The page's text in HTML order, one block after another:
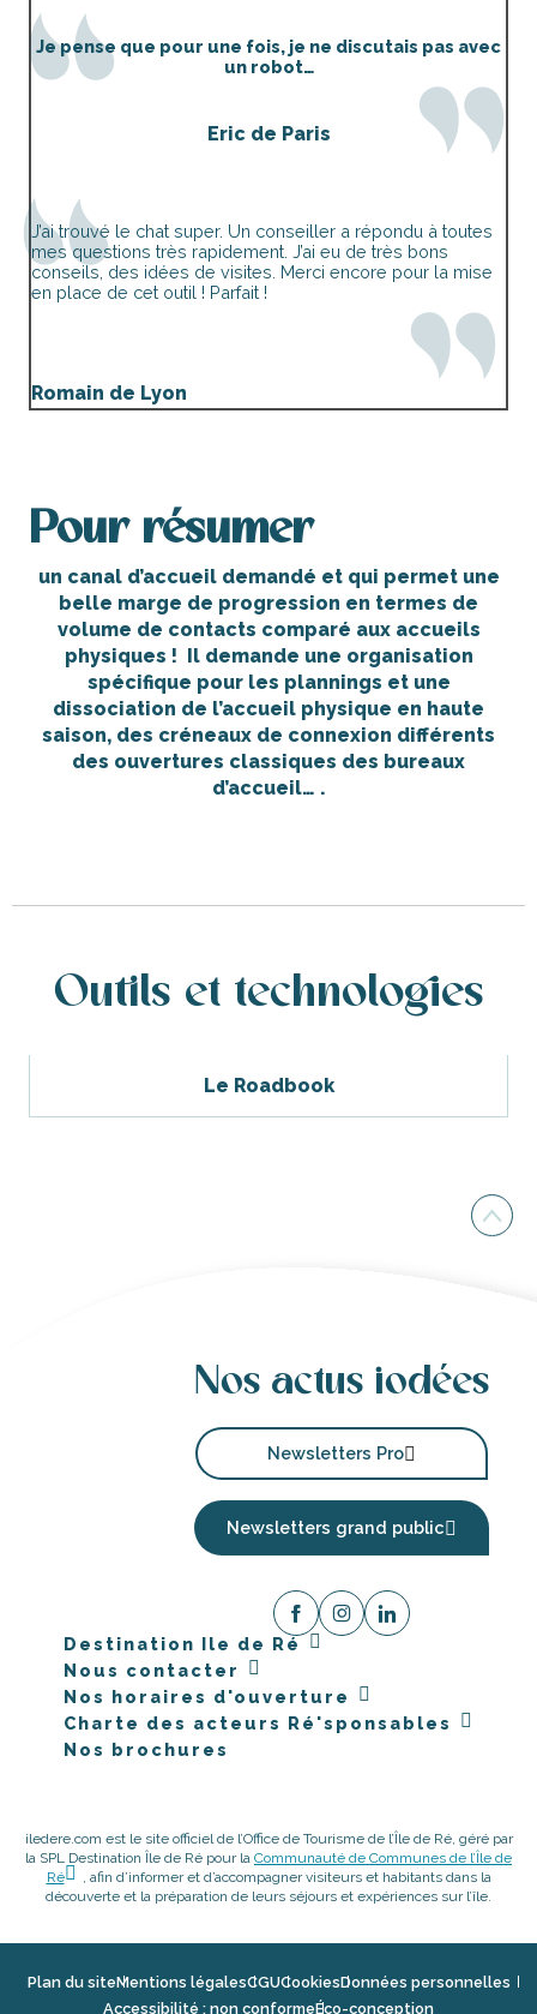
Je pense que pour une fois, je ne discutais pas avec
un robot…
Eric de Paris
J’ai trouvé le chat super. Un conseiller a répondu à toutes
mes questions très rapidement. J’ai eu de très bons
conseils, des idées de visites. Merci encore pour la mise
en place de cet outil ! Parfait !
Romain de Lyon
Pour résumer
un canal d’accueil demandé et qui permet une
belle marge de progression en termes de
volume de contacts comparé aux accueils
physiques ! Il demande une organisation
spécifique pour les plannings et une
dissociation de l’accueil physique en haute
saison, des créneaux de connexion différents
des ouvertures classiques des bureaux
d’accueil… .
Outils et technologies
Le Roadbook
Nos actus iodées
Newsletters Pro
Newsletters grand public
Destination Ile de Ré
Nous contacter
Nos horaires d'ouverture
Charte des acteurs Ré'sponsables
Nos brochures
iledere.com est le site officiel de l’Office de Tourisme de l’Île de Ré, géré par
la SPL Destination Île de Ré pour la Communauté de Communes de l’Île de
Ré
, afin d’informer et d’accompagner visiteurs et habitants dans la
découverte et la préparation de leurs séjours et expériences sur l’île.
Plan du siteMentions légalesCGUCookiesDonnées personnelles
Accessibilité : non conformeÉco-conception